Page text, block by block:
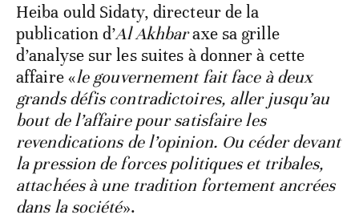
Heiba ould Sidaty, directeur de la
publication d’Al Akhbaraxe sa grille
d’analyse sur les suites à donner à cette
affaire «le gouvernement fait face à deux
grands défis contradictoires, aller jusqu’au
bout de l’affaire pour satisfaire les
revendications de l’opinion. Ou céder devant
la pression de forces politiques et tribales,
attachées à une tradition fortement ancrées
dans la société».